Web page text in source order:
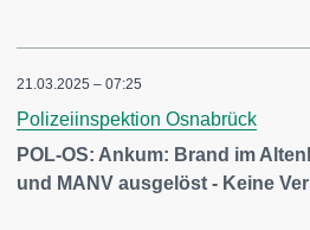
21.03.2025 – 07:25
Polizeiinspektion Osnabrück
POL-OS: Ankum: Brand im
und MANV ausgelöst - Keine